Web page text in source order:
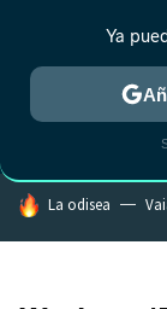
HOY SE HABLA DE
La odisea
Ya